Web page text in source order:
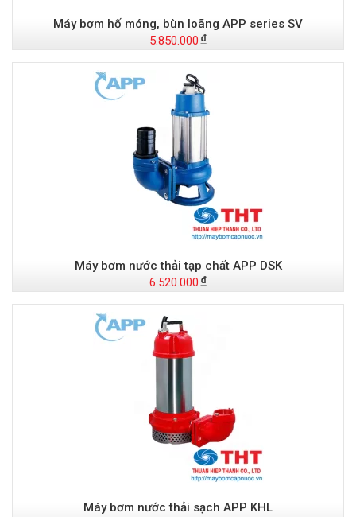
Máy bơm hố móng, bùn loãng APP series SV
5.850.000
Máy bơm nước thải tạp chất APP DSK
6.520.000
Máy bơm nước thải sạch APP KHL